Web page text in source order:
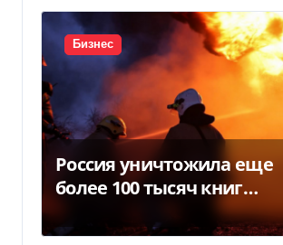
Бизнес
Россия уничтожила еще
более 100 тысяч книг
BookChef: что произошло